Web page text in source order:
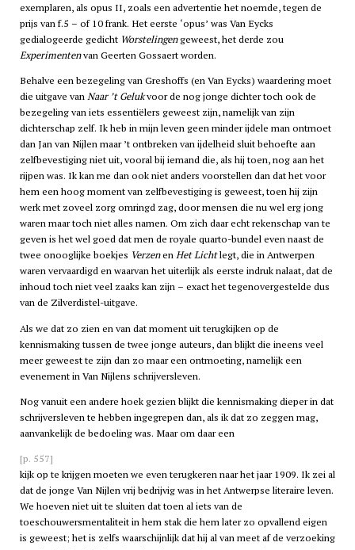
exemplaren, als opus II, zoals een advertentie het noemde, tegen de
prijs van f.5 – of 10 frank. Het eerste ‘opus’ was Van Eycks
gedialogeerde gedicht Worstelingengeweest, het derde zou
Experimentenvan Geerten Gossaert worden.
Behalve een bezegeling van Greshoffs (en Van Eycks) waardering moet
die uitgave vanNaar ’t Gelukvoor de nog jonge dichter toch ook de
bezegeling van iets essentiëlers geweest zijn, namelijk van zijn
dichterschap zelf. Ik heb in mijn leven geen minder ijdele man ontmoet
dan Jan van Nijlen maar ’t ontbreken van ijdelheid sluit behoefte aan
zelfbevestiging niet uit, vooral bij iemand die, als hij toen, nog aan het
rijpen was. Ik kan me dan ook niet anders voorstellen dan dat het voor
hem een hoog moment van zelfbevestiging is geweest, toen hij zijn
werk met zoveel zorg omringd zag, door mensen die nu wel erg jong
waren maar toch niet alles namen. Om zich daar echt rekenschap van te
geven is het wel goed dat men de royale quarto-bundel even naast de
twee onooglijke boekjes VerzenenHet Lichtlegt, die in Antwerpen
waren vervaardigd en waarvan het uiterlijk als eerste indruk nalaat, dat de
inhoud toch niet veel zaaks kan zijn – exact het tegenovergestelde dus
van de Zilverdistel-uitgave.
Als we dat zo zien en van dat moment uit terugkijken op de
kennismaking tussen de twee jonge auteurs, dan blijkt die ineens veel
meer geweest te zijn dan zo maar een ontmoeting, namelijk een
evenement in Van Nijlens schrijversleven.
Nog vanuit een andere hoek gezien blijkt die kennismaking dieper in dat
schrijversleven te hebben ingegrepen dan, als ik dat zo zeggen mag,
aanvankelijk de bedoeling was. Maar om daar een
[p. 557]
kijk op te krijgen moeten we even terugkeren naar het jaar 1909. Ik zei al
dat de jonge Van Nijlen vrij bedrijvig was in het Antwerpse literaire leven.
We hoeven niet uit te sluiten dat toen al iets van de
toeschouwersmentaliteit in hem stak die hem later zo opvallend eigen
is geweest; het is zelfs waarschijnlijk dat hij al van meet af de verzoeking